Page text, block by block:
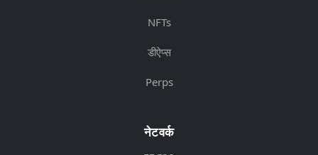
NFTs
डीऐप्स
Perps
नेटवर्क